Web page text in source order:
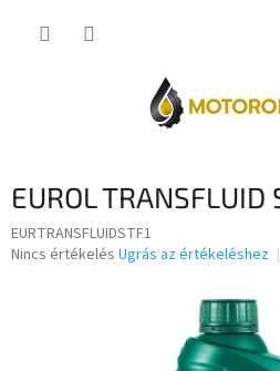
EUROL TRANSFLUID
EURTRANSFLUIDSTF1
A
Nincs értékelés Ugrás az értékeléshez